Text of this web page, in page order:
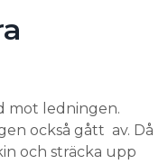
mot ledningen.
också gått av. Då
och sträcka upp